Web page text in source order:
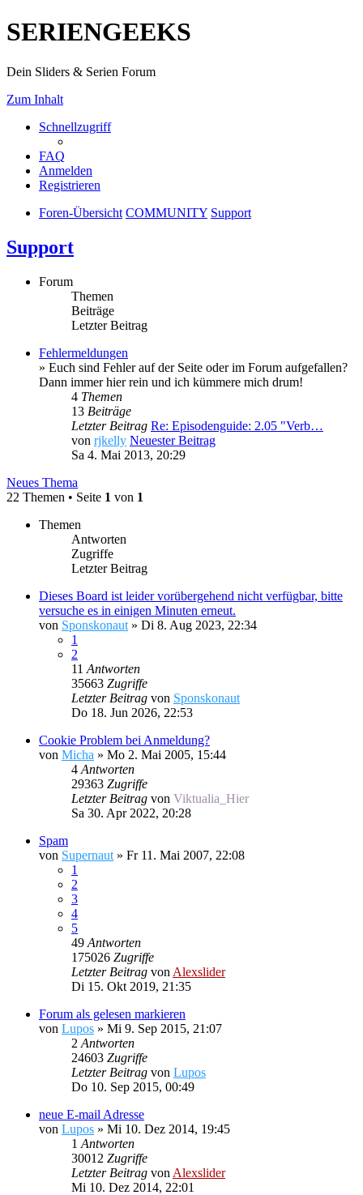
SERIENGEEKS
Dein Sliders & Serien Forum
Zum Inhalt
Schnellzugriff
FAQ
Anmelden
Registrieren
Foren-Übersicht COMMUNITY Support
Support
Forum
Themen
Beiträge
Letzter Beitrag
Fehlermeldungen
» Euch sind Fehler auf der Seite oder im Forum aufgefallen?
Dann immer hier rein und ich kümmere mich drum!
4 Themen
13 Beiträge
Letzter Beitrag Re: Episodenguide: 2.05 "Verb…
von rjkelly Neuester Beitrag
Sa 4. Mai 2013, 20:29
Neues Thema
22 Themen • Seite 1 von 1
Themen
Antworten
Zugriffe
Letzter Beitrag
Dieses Board ist leider vorübergehend nicht verfügbar, bitte
versuche es in einigen Minuten erneut.
von Sponskonaut » Di 8. Aug 2023, 22:34
1
2
11 Antworten
35663 Zugriffe
Letzter Beitrag von Sponskonaut
Do 18. Jun 2026, 22:53
Cookie Problem bei Anmeldung?
von Micha » Mo 2. Mai 2005, 15:44
4 Antworten
29363 Zugriffe
Letzter Beitrag von Viktualia_Hier
Sa 30. Apr 2022, 20:28
Spam
von Supernaut » Fr 11. Mai 2007, 22:08
1
2
3
4
5
49 Antworten
175026 Zugriffe
Letzter Beitrag von Alexslider
Di 15. Okt 2019, 21:35
Forum als gelesen markieren
von Lupos » Mi 9. Sep 2015, 21:07
2 Antworten
24603 Zugriffe
Letzter Beitrag von Lupos
Do 10. Sep 2015, 00:49
neue E-mail Adresse
von Lupos » Mi 10. Dez 2014, 19:45
1 Antworten
30012 Zugriffe
Letzter Beitrag von Alexslider
Mi 10. Dez 2014, 22:01